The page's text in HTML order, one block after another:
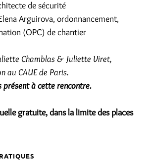
de sécurité
Arguirova, ordonnancement,
(OPC) de chantier
Chamblas & Juliette Viret,
au CAUE de Paris.
présent à cette rencontre.
gratuite, dans la limite des places